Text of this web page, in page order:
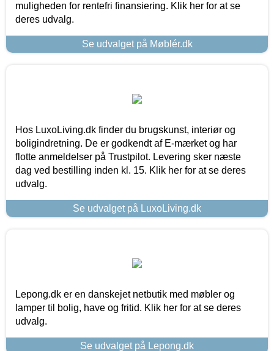
muligheden for rentefri finansiering. Klik her for at se
deres udvalg.
Se udvalget på Møblér.dk
Hos LuxoLiving.dk finder du brugskunst, interiør og
boligindretning. De er godkendt af E-mærket og har
flotte anmeldelser på Trustpilot. Levering sker næste
dag ved bestilling inden kl. 15. Klik her for at se deres
udvalg.
Se udvalget på LuxoLiving.dk
Lepong.dk er en danskejet netbutik med møbler og
lamper til bolig, have og fritid. Klik her for at se deres
udvalg.
Se udvalget på Lepong.dk